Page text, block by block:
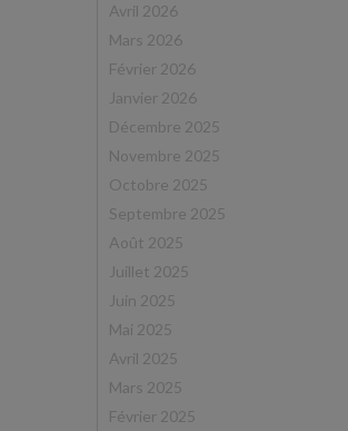
Avril 2026
Mars 2026
Février 2026
Janvier 2026
Décembre 2025
Novembre 2025
Octobre 2025
Septembre 2025
Août 2025
Juillet 2025
Juin 2025
Mai 2025
Avril 2025
Mars 2025
Février 2025